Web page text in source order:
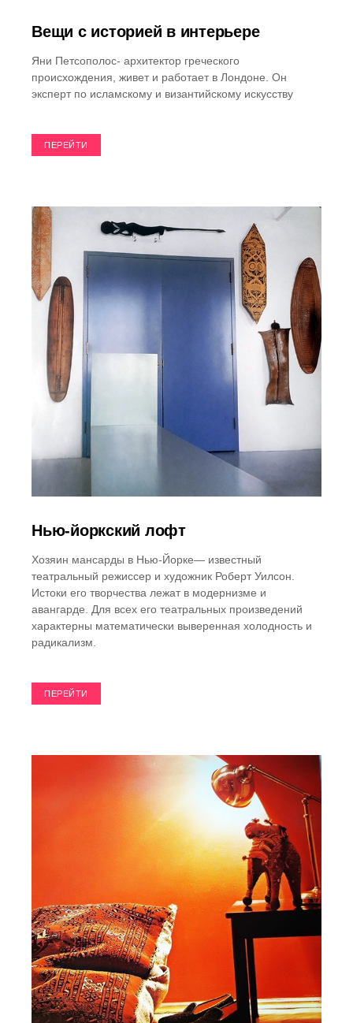
Вещи с историей в интерьере
Яни Петсополос- архитектор греческого
происхождения, живет и работает в Лондоне. Он
эксперт по исламскому и византийскому искусству
ПЕРЕЙТИ
Нью-йоркский лофт
Хозяин мансарды в Нью-Йорке— известный
театральный режиссер и художник Роберт Уилсон.
Истоки его творчества лежат в модернизме и
авангарде. Для всех его театральных произведений
характерны математически выверенная холодность и
радикализм.
ПЕРЕЙТИ